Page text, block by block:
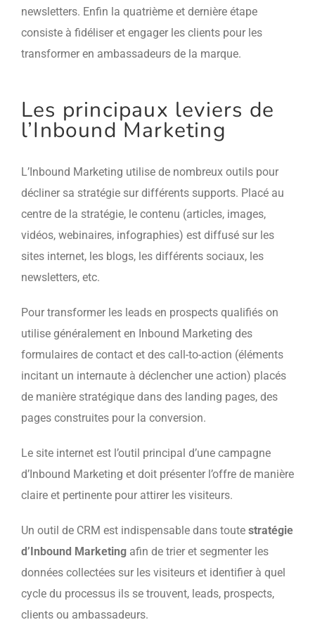
newsletters. Enfin la quatrième et dernière étape
consiste à fidéliser et engager les clients pour les
transformer en ambassadeurs de la marque.
Les principaux leviers de
l’Inbound Marketing
L’Inbound Marketing utilise de nombreux outils pour
décliner sa stratégie sur différents supports. Placé au
centre de la stratégie, le contenu (articles, images,
vidéos, webinaires, infographies) est diffusé sur les
sites internet, les blogs, les différents sociaux, les
newsletters, etc.
Pour transformer les leads en prospects qualifiés on
utilise généralement en Inbound Marketing des
formulaires de contact et des call-to-action (éléments
incitant un internaute à déclencher une action) placés
de manière stratégique dans des landing pages, des
pages construites pour la conversion.
Le site internet est l’outil principal d’une campagne
d’Inbound Marketing et doit présenter l’offre de manière
claire et pertinente pour attirer les visiteurs.
Un outil de CRM est indispensable dans toute stratégie
d’Inbound Marketingafin de trier et segmenter les
données collectées sur les visiteurs et identifier à quel
cycle du processus ils se trouvent, leads, prospects,
clients ou ambassadeurs.